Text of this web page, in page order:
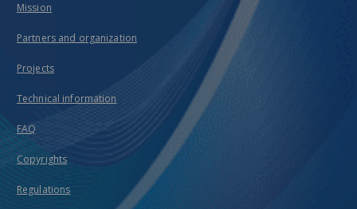
Mission
Partners and organization
Projects
Technical information
FAQ
Copyrights
Regulations